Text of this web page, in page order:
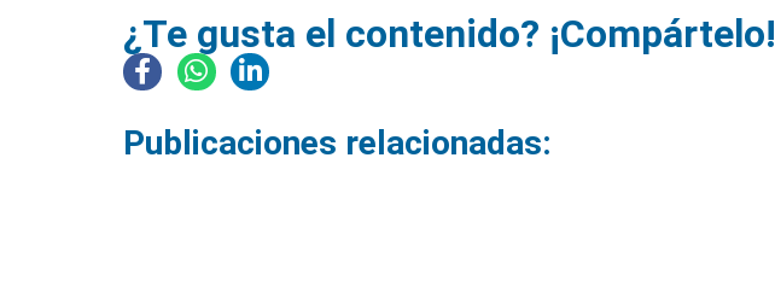
¿Te gusta el contenido? ¡Compártelo!
Publicaciones relacionadas: